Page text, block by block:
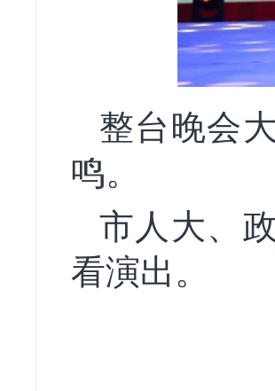
整台晚会
鸣。
市人大、
看演出。